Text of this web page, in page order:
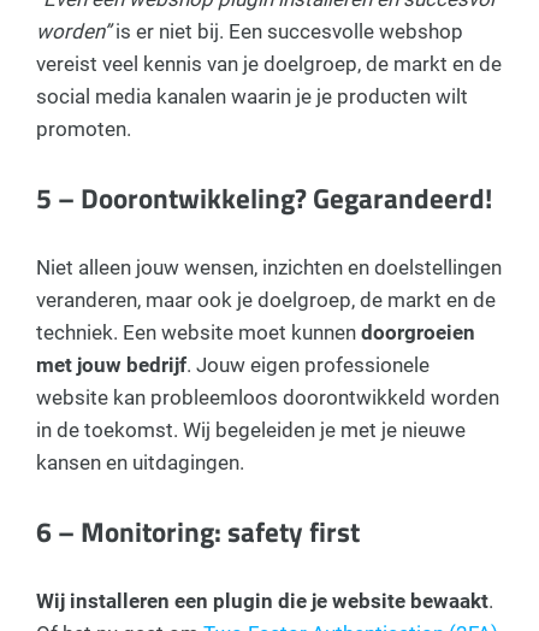
worden”is er niet bij. Een succesvolle webshop
vereist veel kennis van je doelgroep, de markt en de
social media kanalen waarin je je producten wilt
promoten.
5 – Doorontwikkeling? Gegarandeerd!
Niet alleen jouw wensen, inzichten en doelstellingen
veranderen, maar ook je doelgroep, de markt en de
techniek. Een website moet kunnen doorgroeien
met jouw bedrijf. Jouw eigen professionele
website kan probleemloos doorontwikkeld worden
in de toekomst. Wij begeleiden je met je nieuwe
kansen en uitdagingen.
6 – Monitoring: safety first
Wij installeren een plugin die je website bewaakt.